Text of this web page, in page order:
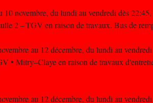
10 novembre, du lundi au vendredi dès
2 – TGV en raison de travaux. Bus de
au 12 décembre, du lundi au
• Mitry–Claye en raison de travaux
au 12 décembre, du lundi au